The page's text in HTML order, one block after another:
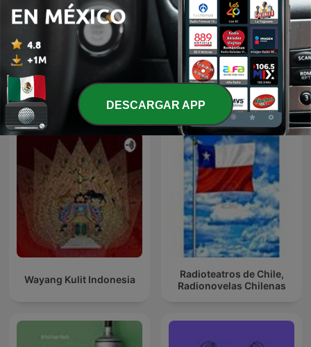
Audiolibros y relatos Fresh Air
Más podcasts internacionales de Arte
Wayang Kulit Indonesia
Radioteatros de Chile,
Radionovelas Chilenas
DESCARGAR APP